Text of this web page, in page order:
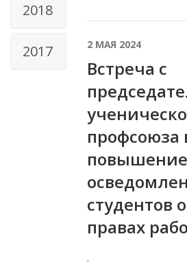
2018
2017 2 МАЯ 2024
Встреча с
профсоюза
повышение
студентов
правах
.